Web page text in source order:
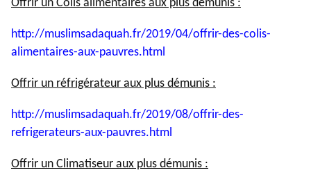
Offrir un Colis alimentaires aux plus démunis :
http://muslimsadaquah.fr/2019/04/offrir-des-colis-
alimentaires-aux-pauvres.html
Offrir un réfrigérateur aux plus démunis :
http://muslimsadaquah.fr/2019/08/offrir-des-
refrigerateurs-aux-pauvres.html
Offrir un Climatiseur aux plus démunis :